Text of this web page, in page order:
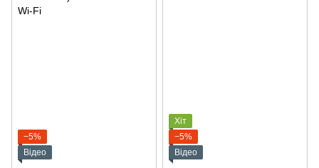
−5%
Відео
Хіт
−5%
Відео